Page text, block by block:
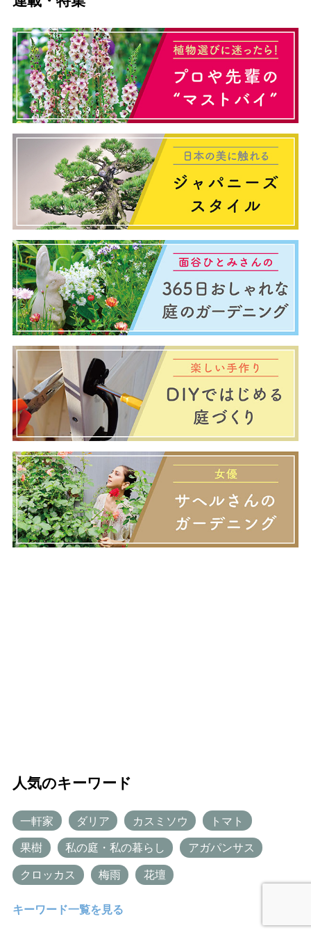
人気のキーワード
一軒家 ダリア カスミソウ トマト
果樹 私の庭・私の暮らし アガパンサス
クロッカス 梅雨 花壇
キーワード一覧を見る